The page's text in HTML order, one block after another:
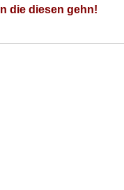
die diesen gehn!